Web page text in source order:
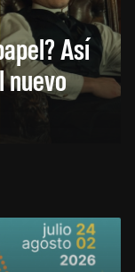
Así
nuevo